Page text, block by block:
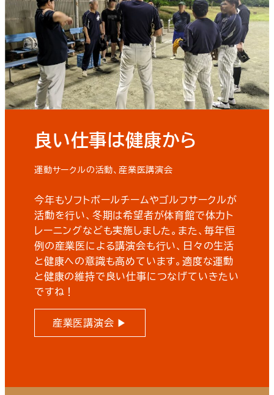
良い仕事は健康から
運動サークルの活動、産業医講演会
今年もソフトボールチームやゴルフサークルが
活動を行い、冬期は希望者が体育館で体力ト
レーニングなども実施しました。また、毎年恒
例の産業医による講演会も行い、日々の生活
と健康への意識も高めています。適度な運動
と健康の維持で良い仕事につなげていきたい
ですね！
産業医講演会 ▶